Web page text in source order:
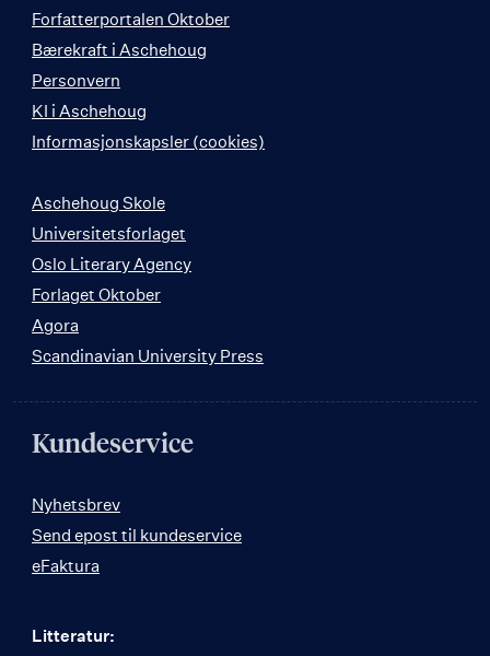
Forfatterportalen Oktober
Bærekraft i Aschehoug
Personvern
KI i Aschehoug
Informasjonskapsler (cookies)
Aschehoug Skole
Universitetsforlaget
Oslo Literary Agency
Forlaget Oktober
Agora
Scandinavian University Press
Kundeservice
Nyhetsbrev
Send epost til kundeservice
eFaktura
Litteratur: